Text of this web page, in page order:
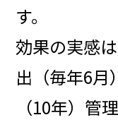
す。
効果の実感
出（毎年6月
（10年）管